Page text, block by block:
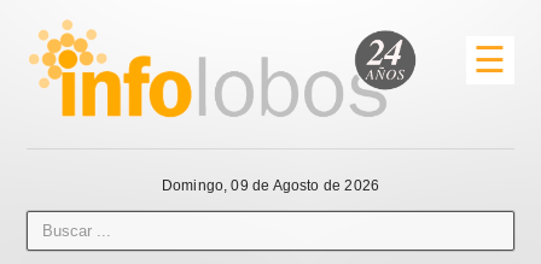
☰
Domingo, 09 de Agosto de 2026